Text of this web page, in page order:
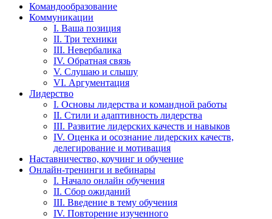
Командообразование
Коммуникации
I. Ваша позиция
II. Три техники
III. Невербалика
IV. Обратная связь
V. Слушаю и слышу
VI. Аргументация
Лидерство
I. Основы лидерства и командной работы
II. Стили и адаптивность лидерства
III. Развитие лидерских качеств и навыков
IV. Оценка и осознание лидерских качеств,
делегирование и мотивация
Наставничество, коучинг и обучение
Онлайн-тренинги и вебинары
I. Начало онлайн обучения
II. Сбор ожиданий
III. Введение в тему обучения
IV. Повторение изученного